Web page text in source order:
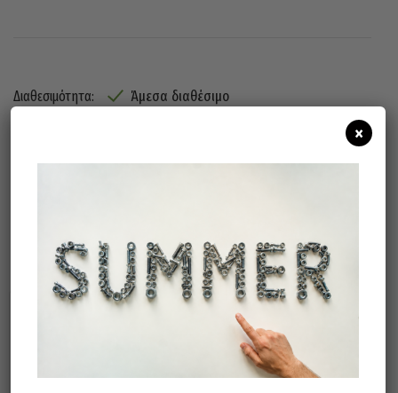
Διαθεσιμότητα: Άμεσα διαθέσιμο
Σχετικά προϊόντα
×